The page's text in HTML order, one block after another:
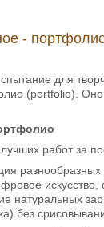
-
для
(portfolio). Оно
работ за
разнообразных
натуральных
без